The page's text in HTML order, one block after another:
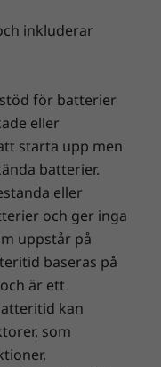
bildskärm med
grafik. Välj
vilket betyder
och
Gen 2.
modell.
inkluderar
för batterier
eller
starta upp men
batterier.
eller
och ger inga
uppstår på
baseras på
är ett
kan
som